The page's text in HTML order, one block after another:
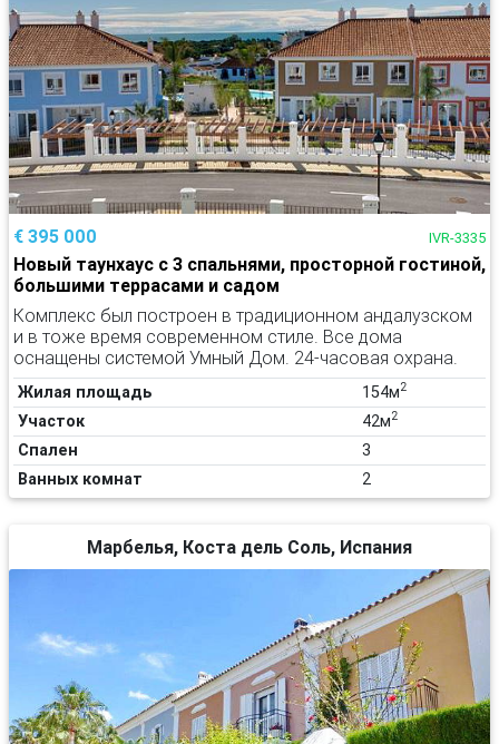
€ 395 000 IVR-3335
Новый таунхаус с 3 спальнями, просторной гостиной,
большими террасами и садом
Комплекс был построен в традиционном андалузском
и в тоже время современном стиле. Все дома
оснащены системой Умный Дом. 24-часовая охрана.
Жилая площадь 154м2
Участок 42м2
Спален
3
Ванных комнат
2
Марбелья, Коста дель Соль, Испания